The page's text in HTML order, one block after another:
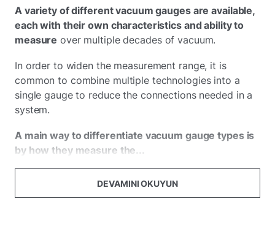
A variety of different vacuum gauges are available,
each with their own characteristics and ability to
measure over multiple decades of vacuum.
In order to widen the measurement range, it is
common to combine multiple technologies into a
single gauge to reduce the connections needed in a
system.
A main way to differentiate vacuum gauge types is
by how they measure the...
DEVAMINI OKUYUN